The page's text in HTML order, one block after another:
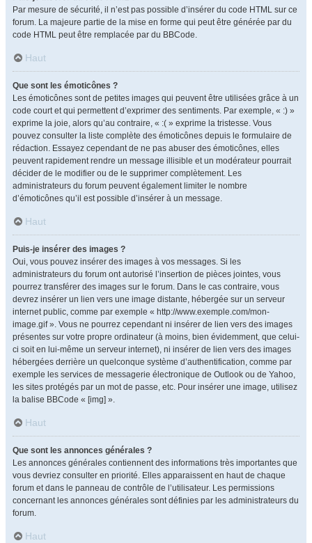
Par mesure de sécurité, il n’est pas possible d’insérer du code HTML sur ce
forum. La majeure partie de la mise en forme qui peut être générée par du
code HTML peut être remplacée par du BBCode.
Haut
Que sont les émoticônes ?
Les émoticônes sont de petites images qui peuvent être utilisées grâce à un
code court et qui permettent d’exprimer des sentiments. Par exemple, « :) »
exprime la joie, alors qu’au contraire, « :( » exprime la tristesse. Vous
pouvez consulter la liste complète des émoticônes depuis le formulaire de
rédaction. Essayez cependant de ne pas abuser des émoticônes, elles
peuvent rapidement rendre un message illisible et un modérateur pourrait
décider de le modifier ou de le supprimer complètement. Les
administrateurs du forum peuvent également limiter le nombre
d’émoticônes qu’il est possible d’insérer à un message.
Haut
Puis-je insérer des images ?
Oui, vous pouvez insérer des images à vos messages. Si les
administrateurs du forum ont autorisé l’insertion de pièces jointes, vous
pourrez transférer des images sur le forum. Dans le cas contraire, vous
devrez insérer un lien vers une image distante, hébergée sur un serveur
internet public, comme par exemple « http://www.exemple.com/mon-
image.gif ». Vous ne pourrez cependant ni insérer de lien vers des images
présentes sur votre propre ordinateur (à moins, bien évidemment, que celui-
ci soit en lui-même un serveur internet), ni insérer de lien vers des images
hébergées derrière un quelconque système d’authentification, comme par
exemple les services de messagerie électronique de Outlook ou de Yahoo,
les sites protégés par un mot de passe, etc. Pour insérer une image, utilisez
la balise BBCode « [img] ».
Haut
Que sont les annonces générales ?
Les annonces générales contiennent des informations très importantes que
vous devriez consulter en priorité. Elles apparaissent en haut de chaque
forum et dans le panneau de contrôle de l’utilisateur. Les permissions
concernant les annonces générales sont définies par les administrateurs du
forum.
Haut